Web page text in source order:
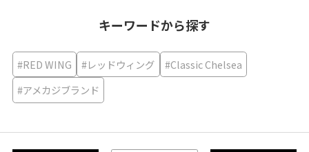
キーワードから探す
#RED WING #レッドウィング
#Classic Chelsea
#アメカジブランド